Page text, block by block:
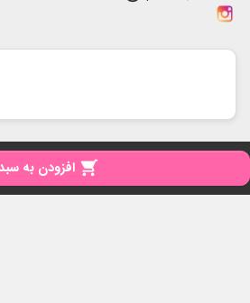
 افزودن به سبد
تمامی حقوق برای مای نی نی محفوظ است